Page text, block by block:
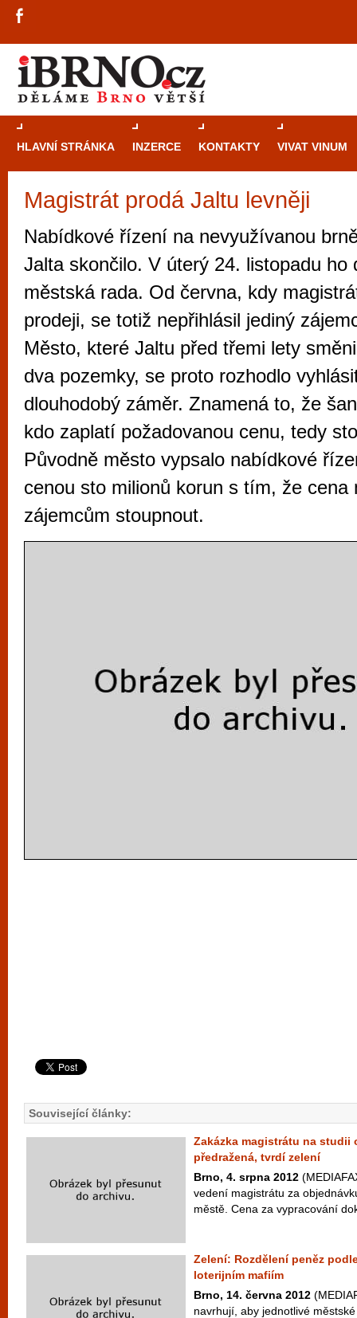
HLAVNÍ STRÁNKA INZERCE KONTAKTY VIVAT VINUM
Magistrát prodá Jaltu levněji
Nabídkové řízení na nevyužívanou
Jalta skončilo. V úterý 24. listopadu ho
městská rada. Od června, kdy
prodeji, se totiž nepřihlásil jediný
Město, které Jaltu před třemi lety
dva pozemky, se proto rozhodlo
dlouhodobý záměr. Znamená to, že
kdo zaplatí požadovanou cenu, tedy
Původně město vypsalo nabídkové
cenou sto milionů korun s tím, že
zájemcům stoupnout.
Související články:
Zakázka magistrátu na studii
předražená, tvrdí zelení
Brno, 4. srpna 2012
vedení magistrátu za
městě. Cena za vypracování
Zelení: Rozdělení peněz
loterijním mafiím
Brno, 14. června 2012
navrhují, aby jednotlivé
Průvodce
Brně: Od
automaty
Brno je
zajímavé
restaurace,
Mimo jiné je ale také místem, kde si
vyzkoušet různé kasinové hry. V
metropoli naleznete širokou nabídku her
po moderní automaty jak pro pravidelné
příležitostné hráče. V...